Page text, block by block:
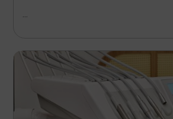
...